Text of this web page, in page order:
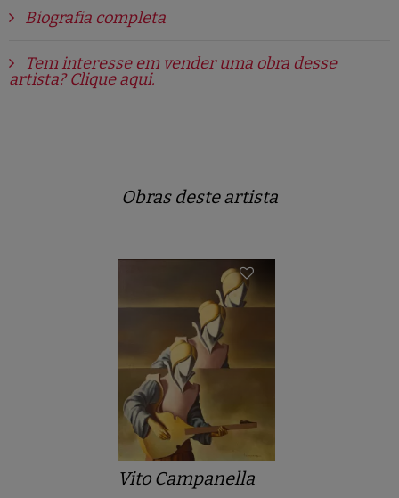
Biografia completa
Tem interesse em vender uma obra desse
artista? Clique aqui.
Obras deste artista
Vito Campanella